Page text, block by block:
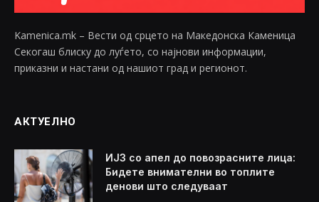
Kamenica.mk – Вести од срцето на Македонска Каменица
Секогаш блиску до луѓето, со најнови информации,
приказни и настани од нашиот град и регионот.
АКТУЕЛНО
ИЈЗ со апел до повозрасните лица:
Бидете внимателни во топлите
денови што следуваат